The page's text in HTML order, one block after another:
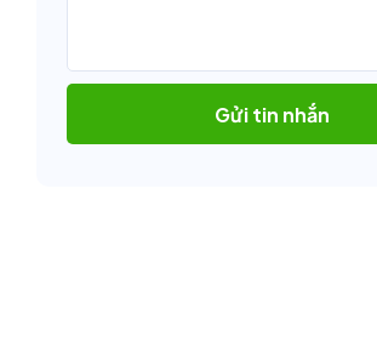
Gửi tin nhắn